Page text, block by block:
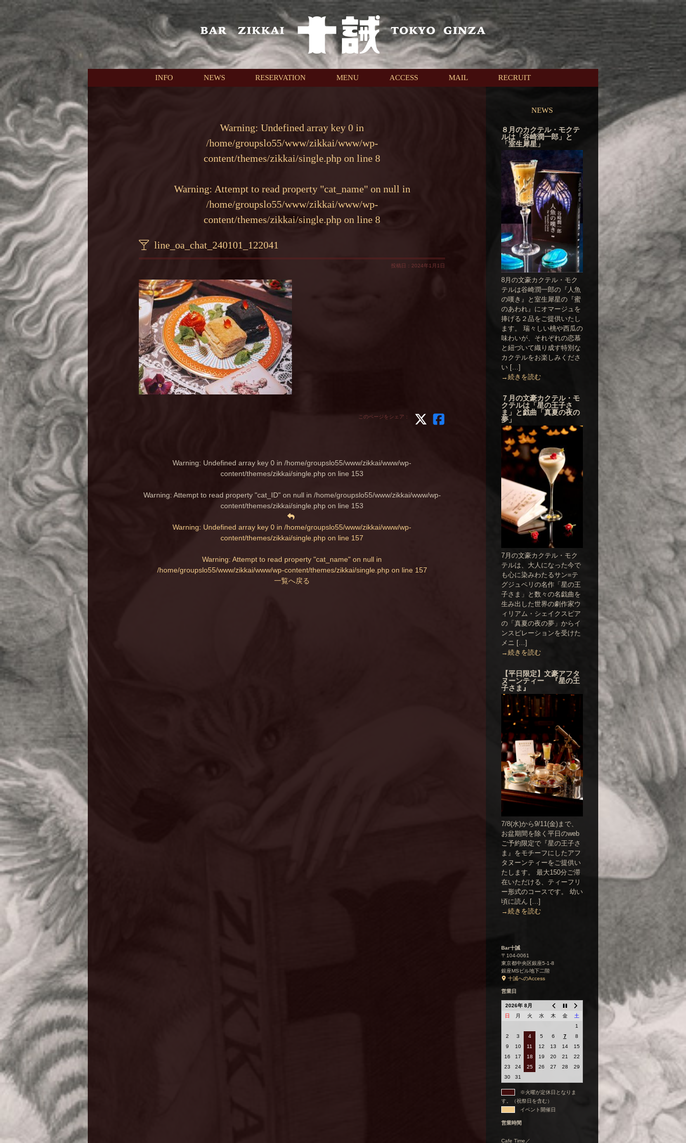
本文へスキップ
INFO NEWS RESERVATION MENU ACCESS MAIL RECRUIT
Warning: Undefined array key 0 in
/home/groupslo55/www/zikkai/www/wp-
content/themes/zikkai/single.php on line 8
Warning: Attempt to read property "cat_name" on null in
/home/groupslo55/www/zikkai/www/wp-
content/themes/zikkai/single.php on line 8
line_oa_chat_240101_122041
投稿日：2024年1月1日
このページをシェア：
Warning: Undefined array key 0 in /home/groupslo55/www/zikkai/www/wp-
content/themes/zikkai/single.php on line 153
Warning: Attempt to read property "cat_ID" on null in /home/groupslo55/www/zikkai/www/wp-
content/themes/zikkai/single.php on line 153
Warning: Undefined array key 0 in /home/groupslo55/www/zikkai/www/wp-
content/themes/zikkai/single.php on line 157
Warning: Attempt to read property "cat_name" on null in
/home/groupslo55/www/zikkai/www/wp-content/themes/zikkai/single.phpon line 157
一覧へ戻る
NEWS
８月のカクテル・モクテ
ルは「谷崎潤一郎」と
「室生犀星」
8月の文豪カクテル・モク
テルは谷崎潤一郎の『人魚
の嘆き』と室生犀星の『蜜
のあわれ』にオマージュを
捧げる２品をご提供いたし
ます。 瑞々しい桃や西瓜の
味わいが、それぞれの恋慕
と紐づいて織り成す特別な
カクテルをお楽しみくださ
い […]
→続きを読む
７月の文豪カクテル・モ
クテルは「星の王子さ
ま」と戯曲「真夏の夜の
夢」
7月の文豪カクテル・モク
テルは、大人になった今で
も心に染みわたるサン=テ
グジュペリの名作「星の王
子さま」と数々の名戯曲を
生み出した世界の劇作家ウ
ィリアム・シェイクスピア
の「真夏の夜の夢」からイ
ンスピレーションを受けた
メニ […]
→続きを読む
【平日限定】文豪アフタ
ヌーンティー 『星の王
子さま』
7/8(水)から9/11(金)まで、
お盆期間を除く平日のweb
ご予約限定で『星の王子さ
ま』をモチーフにしたアフ
タヌーンティーをご提供い
たします。 最大150分ご滞
在いただける、ティーフリ
ー形式のコースです。 幼い
頃に読ん […]
→続きを読む
Bar十誡
〒104-0061
東京都中央区銀座5-1-8
銀座MSビル地下二階
十誡へのAccess
営業日
2026年 8月
日
月 火 水 木 金
土
1
2
3 4 5 6 7
8
9
10 11 12 13 14
15
16
17 18 19 20 21
22
23
24 25 26 27 28
29
30
31
※火曜が定休日となりま
す。（祝祭日を含む）
イベント開催日
営業時間
Cafe Time／